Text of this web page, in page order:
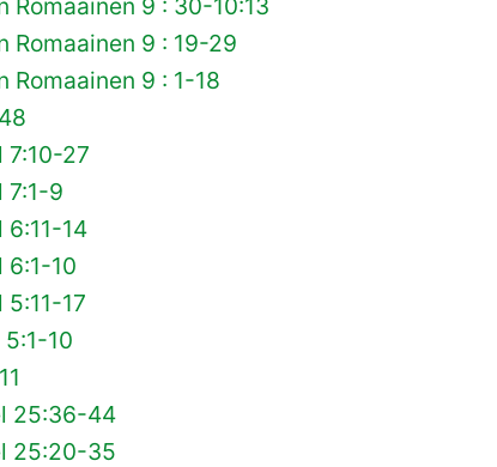
9 : 30-10:13
9 : 19-29
9 : 1-18
27
7:1-9
14
10
17
10
25:36-44
25:20-35